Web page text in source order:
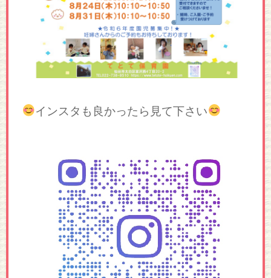
インスタも良かったら見て下さい